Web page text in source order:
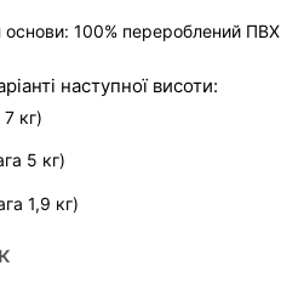
основи: 100% перероблений ПВХ
наступної висоти:
кг)
5 кг)
1,9 кг)